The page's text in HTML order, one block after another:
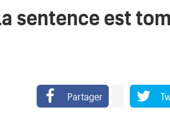
sentence est
Partager